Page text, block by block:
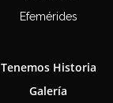
Efemérides
Tenemos Historia
Galería